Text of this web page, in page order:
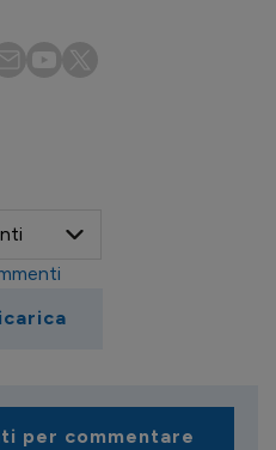
per commentare